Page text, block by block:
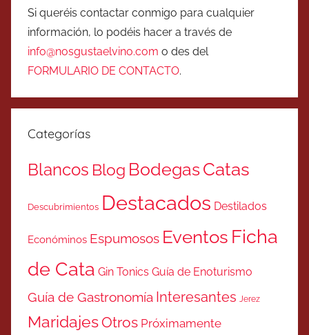
Si queréis contactar conmigo para cualquier
información, lo podéis hacer a través de
info@nosgustaelvino.com o des del
FORMULARIO DE CONTACTO.
Categorías
Blancos Blog BodegasCatas
Descubrimientos Destacados Destilados
Económinos Espumosos Eventos Ficha
de Cata Gin Tonics Guía de Enoturismo
Guía de Gastronomía Interesantes Jerez
MaridajesOtros Próximamente